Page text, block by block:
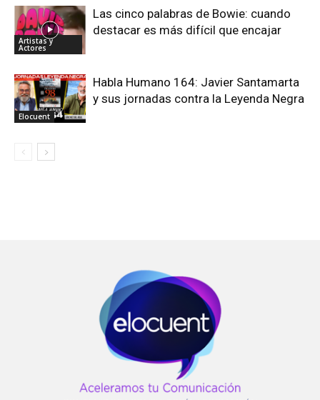
Artistas y
Actores
Las cinco palabras de Bowie: cuando
destacar es más difícil que encajar
Elocuent
Habla Humano 164: Javier Santamarta
y sus jornadas contra la Leyenda Negra